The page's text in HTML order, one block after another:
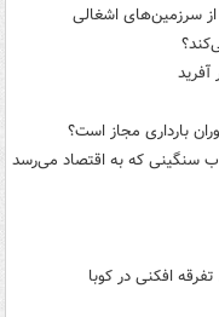
سرزمین‌های اشغالی
آفرید
بارداری مجاز است؟
سنگینی که به اقتصاد می‌رسد
افکنی در کوبا